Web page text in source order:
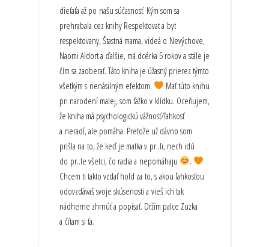
dieťaťa až po našu súčasnosť. Kým som sa
prehrabala cez knihy Respektovat a byt
respektovany, Štastná mama, videá o Nevýchove,
Naomi Aldort a ďalšie, má dcérka 5 rokov a stále je
čím sa zaoberať. Táto kniha je úžasný prierez týmto
všetkým s nenásilným efektom.
Mať túto knihu
pri narodení malej, som ťažko v klídku. Oceňujem,
že kniha má psychologickú vážnosť/ľahkosť
a neradí, ale pomáha. Pretože už dávno som
prišla na to, že keď je matka v pr..li, nech idú
do pr..le všetci, čo radia a nepomáhaju
.
Chcem ti takto vzdať hold za to, s akou ľahkosťou
odovzdávaš svoje skúsenosti a vieš ich tak
nádherne zhrnúť a popísať. Držím palce Zuzka
a čítam si ťa.